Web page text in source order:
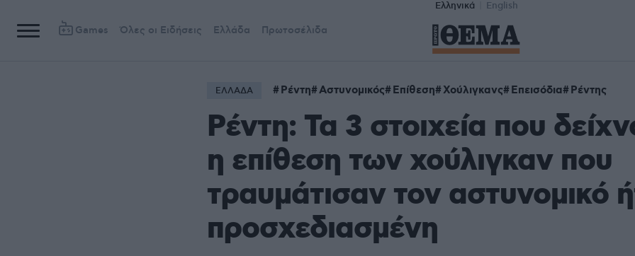
Ελληνικά English
Games Όλες οι Ειδήσεις Ελλάδα Πρωτοσέλιδα
ΕΛΛΑΔΑ Ρέντη Αστυνομικός Επίθεση Χούλιγκανς Επεισόδια Ρέντης
Ρέντη: Τα 3 στοιχεία που
η επίθεση των χούλιγκαν που
τραυμάτισαν τον αστυνομικό
προσχεδιασμένη